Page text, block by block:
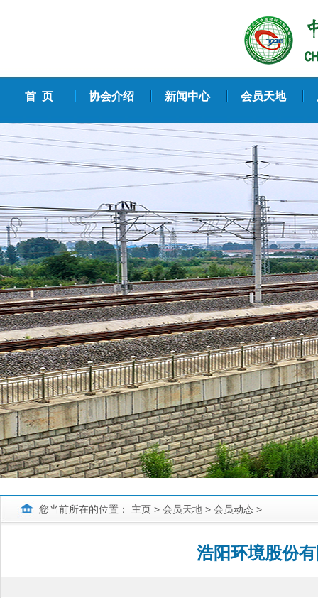
首 页 协会介绍 新闻中心 会员天地
您当前所在的位置： 主页 > 会员天地 > 会员动态 >
浩阳环境股份